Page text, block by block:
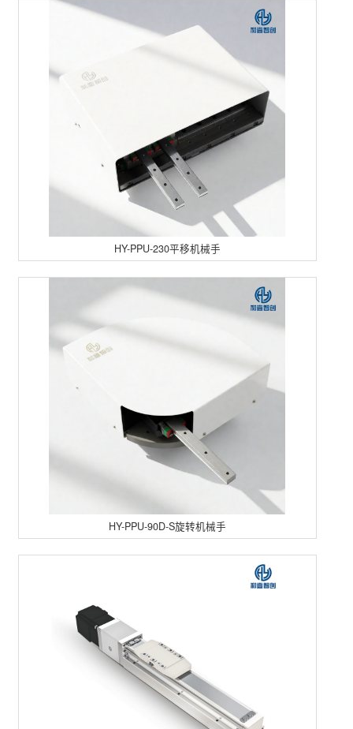
HY-PPU-230平移机械手
HY-PPU-90D-S旋转机械手